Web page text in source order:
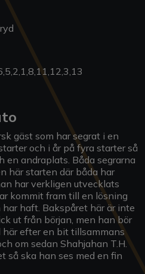
gäst som har segrat i en
och i år på fyra starter så
en andraplats. Båda segrarna
här starten där båda har
har verkligen utvecklats
kommit fram till en lösning
haft. Bakspåret här är inte
ut från början, men han bör
efter en bit tillsammans
om sedan Shahjahan T.H.
så ska han ses med en fin